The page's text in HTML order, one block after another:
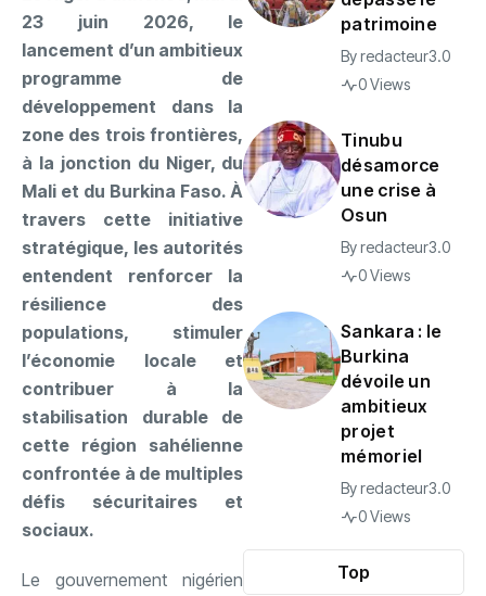
23 juin 2026, le
lancement d’un ambitieux
programme de
développement dans la
zone des trois frontières,
à la jonction du Niger, du
Mali et du Burkina Faso. À
travers cette initiative
stratégique, les autorités
entendent renforcer la
résilience des
populations, stimuler
l’économie locale et
contribuer à la
stabilisation durable de
cette région sahélienne
confrontée à de multiples
défis sécuritaires et
sociaux.
Le gouvernement nigérien
Top
patrimoine
Byredacteur3.0
0 Views
Tinubu
désamorce
une crise à
Osun
Byredacteur3.0
0 Views
Sankara : le
Burkina
dévoile un
ambitieux
projet
mémoriel
Byredacteur3.0
0 Views